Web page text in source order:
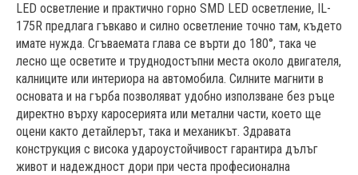
LED осветление и практично горно SMD LED осветление, IL-
175R предлага гъвкаво и силно осветление точно там, където
имате нужда. Сгъваемата глава се върти до 180°, така че
лесно ще осветите и труднодостъпни места около двигателя,
калниците или интериора на автомобила. Силните магнити в
основата и на гърба позволяват удобно използване без ръце
директно върху каросерията или метални части, което ще
оцени както детайлерът, така и механикът. Здравата
конструкция с висока удароустойчивост гарантира дълъг
живот и надеждност дори при честа професионална